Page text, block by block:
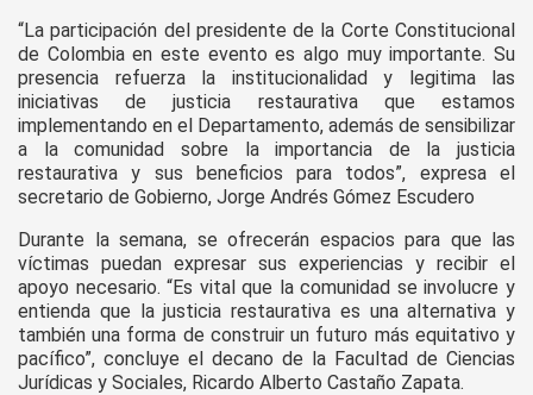
“La participación del presidente de la Corte Constitucional
de Colombia en este evento es algo muy importante. Su
presencia refuerza la institucionalidad y legitima las
iniciativas de justicia restaurativa que estamos
implementando en el Departamento, además de sensibilizar
a la comunidad sobre la importancia de la justicia
restaurativa y sus beneficios para todos”, expresa el
secretario de Gobierno, Jorge Andrés Gómez Escudero
Durante la semana, se ofrecerán espacios para que las
víctimas puedan expresar sus experiencias y recibir el
apoyo necesario. “Es vital que la comunidad se involucre y
entienda que la justicia restaurativa es una alternativa y
también una forma de construir un futuro más equitativo y
pacífico”, concluye el decano de la Facultad de Ciencias
Jurídicas y Sociales, Ricardo Alberto Castaño Zapata.